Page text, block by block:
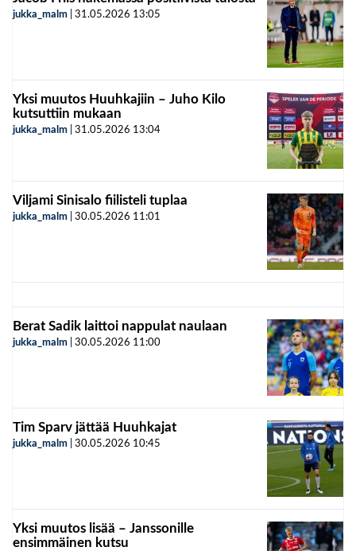
jukka_malm 31.05.2026 13:05
Yksi muutos Huuhkajiin – Juho Kilo
kutsuttiin mukaan
jukka_malm 31.05.2026 13:04
Viljami Sinisalo fiilisteli tuplaa
jukka_malm 30.05.2026 11:01
Berat Sadik laittoi nappulat naulaan
jukka_malm 30.05.2026 11:00
Tim Sparv jättää Huuhkajat
jukka_malm 30.05.2026 10:45
Yksi muutos lisää – Janssonille
ensimmäinen kutsu